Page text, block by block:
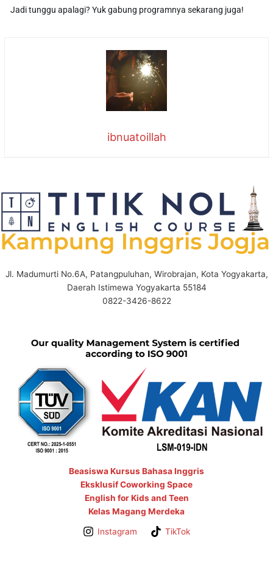
Jadi tunggu apalagi? Yuk gabung programnya sekarang juga!
ibnuatoillah
Jl. Madumurti No.6A, Patangpuluhan, Wirobrajan, Kota Yogyakarta,
Daerah Istimewa Yogyakarta 55184
0822-3426-8622
Beasiswa Kursus Bahasa Inggris
Eksklusif Coworking Space
English for Kids and Teen
Kelas Magang Merdeka
Instagram TikTok